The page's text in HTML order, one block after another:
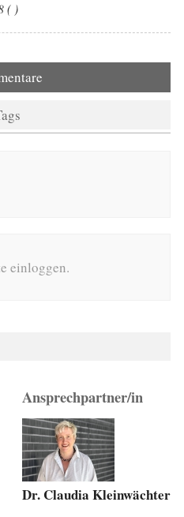
( )
einloggen.
Ansprechpartner/in
Dr. Claudia Kleinwächter